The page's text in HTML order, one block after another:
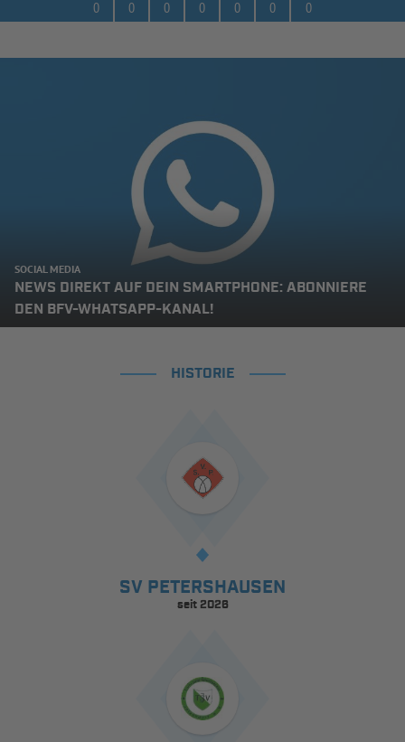
0
0 0 0 0 0 0
SOCIAL MEDIA
NEWS DIREKT AUF DEIN SMARTPHONE: ABONNIERE
DEN BFV-WHATSAPP-KANAL!
HISTORIE
SV PETERSHAUSEN
seit 2026